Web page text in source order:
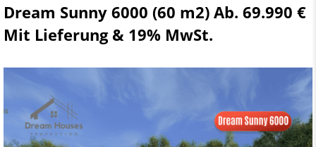
Dream Sunny 6000 (60 m2) Ab. 69.990 €
Mit Lieferung & 19% MwSt.